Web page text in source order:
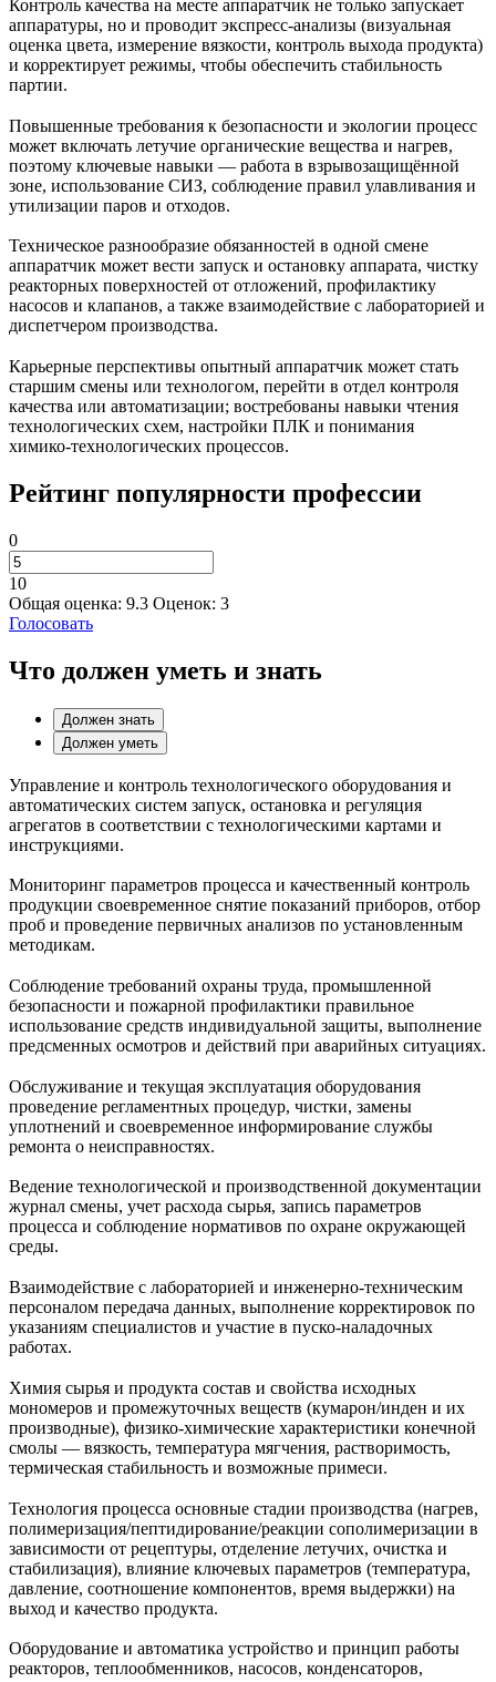
Контроль качества на месте аппаратчик не только запускает
аппаратуры, но и проводит экспресс‑анализы (визуальная
оценка цвета, измерение вязкости, контроль выхода продукта)
и корректирует режимы, чтобы обеспечить стабильность
партии.
Повышенные требования к безопасности и экологии процесс
может включать летучие органические вещества и нагрев,
поэтому ключевые навыки — работа в взрывозащищённой
зоне, использование СИЗ, соблюдение правил улавливания и
утилизации паров и отходов.
Техническое разнообразие обязанностей в одной смене
аппаратчик может вести запуск и остановку аппарата, чистку
реакторных поверхностей от отложений, профилактику
насосов и клапанов, а также взаимодействие с лабораторией и
диспетчером производства.
Карьерные перспективы опытный аппаратчик может стать
старшим смены или технологом, перейти в отдел контроля
качества или автоматизации; востребованы навыки чтения
технологических схем, настройки ПЛК и понимания
химико‑технологических процессов.
Рейтинг популярности профессии
0
10
Общая оценка: 9.3 Оценок: 3
Голосовать
Что должен уметь и знать
Должен знать
Должен уметь
Управление и контроль технологического оборудования и
автоматических систем запуск, остановка и регуляция
агрегатов в соответствии с технологическими картами и
инструкциями.
Мониторинг параметров процесса и качественный контроль
продукции своевременное снятие показаний приборов, отбор
проб и проведение первичных анализов по установленным
методикам.
Соблюдение требований охраны труда, промышленной
безопасности и пожарной профилактики правильное
использование средств индивидуальной защиты, выполнение
предсменных осмотров и действий при аварийных ситуациях.
Обслуживание и текущая эксплуатация оборудования
проведение регламентных процедур, чистки, замены
уплотнений и своевременное информирование службы
ремонта о неисправностях.
Ведение технологической и производственной документации
журнал смены, учет расхода сырья, запись параметров
процесса и соблюдение нормативов по охране окружающей
среды.
Взаимодействие с лабораторией и инженерно‑техническим
персоналом передача данных, выполнение корректировок по
указаниям специалистов и участие в пуско‑наладочных
работах.
Химия сырья и продукта состав и свойства исходных
мономеров и промежуточных веществ (кумарон/инден и их
производные), физико‑химические характеристики конечной
смолы — вязкость, температура мягчения, растворимость,
термическая стабильность и возможные примеси.
Технология процесса основные стадии производства (нагрев,
полимеризация/пептидирование/реакции сополимеризации в
зависимости от рецептуры, отделение летучих, очистка и
стабилизация), влияние ключевых параметров (температура,
давление, соотношение компонентов, время выдержки) на
выход и качество продукта.
Оборудование и автоматика устройство и принцип работы
реакторов, теплообменников, насосов, конденсаторов,